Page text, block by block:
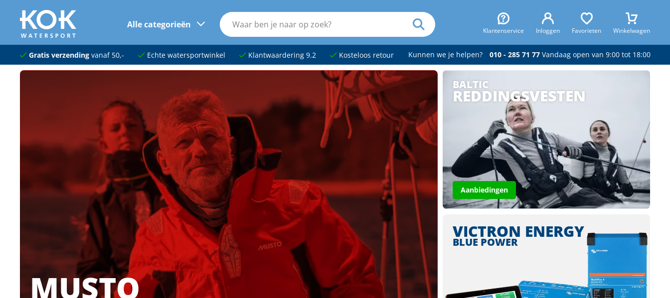
naar hoofdinhoud
Alle categorieën
Klantenservice Inloggen Favorieten Winkelwagen
Navigatie
Ankeren en afmeren
Onderhoud en verf
Elektra
Kleding en schoenen
Sanitair
Kajuit en kombuis
Techniek en motor
Tuigage en dekbeslag
Veiligheid
Gratis verzendingvanaf 50,- Echte watersportwinkel Klantwaardering 9.2 Kosteloos retour Kunnen we je helpen? 010 - 285 71 77Vandaag open van 9:00 tot 18:00
MUSTO
BALTIC
REDDINGSVESTEN
Aanbiedingen
VICTRON ENERGY
BLUE POWER